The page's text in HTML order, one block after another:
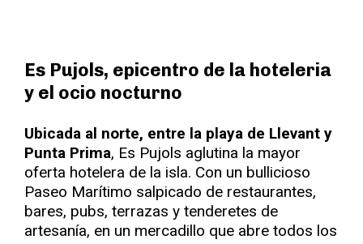
Es Pujols, epicentro de la hoteleria
y el ocio nocturno
Ubicada al norte, entre la playa de Llevant y
Punta Prima, Es Pujols aglutina la mayor
oferta hotelera de la isla. Con un bullicioso
Paseo Marítimo salpicado de restaurantes,
bares, pubs, terrazas y tenderetes de
artesanía, en un mercadillo que abre todos los